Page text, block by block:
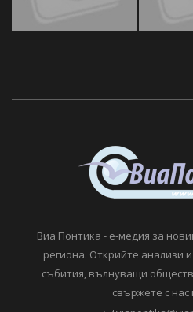
Виа Понтика - е-медия за
региона. Открийте анализи
събития, вълнуващи
свържете с нас